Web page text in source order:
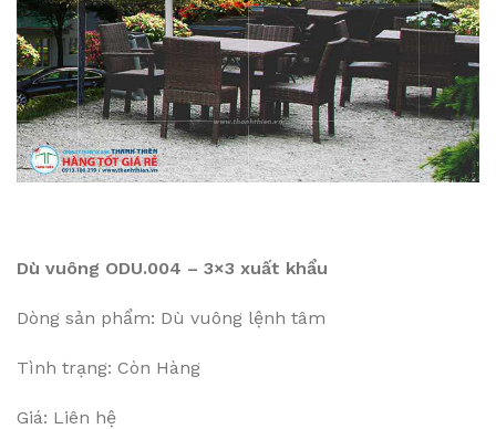
Dù vuông ODU.004 – 3×3 xuất khẩu
Dòng sản phẩm: Dù vuông lệnh tâm
Tình trạng: Còn Hàng
Giá: Liên hệ